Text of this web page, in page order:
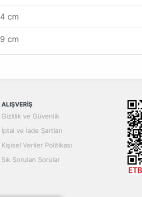
4 cm
9 cm
ALIŞVERİŞ
Gizlilik ve Güvenlik
İptal ve İade Şartları
Kişisel Veriler Politikası
Sık Sorulan Sorular